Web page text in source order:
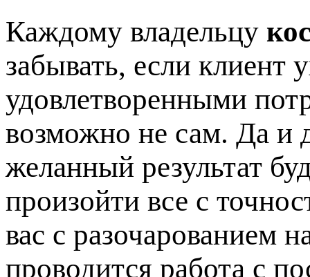
Каждому владельцу
забывать, если клиент
удовлетворенными
возможно не сам. Да и
желанный результат
произойти все с
вас с разочарованием
проводится работа с